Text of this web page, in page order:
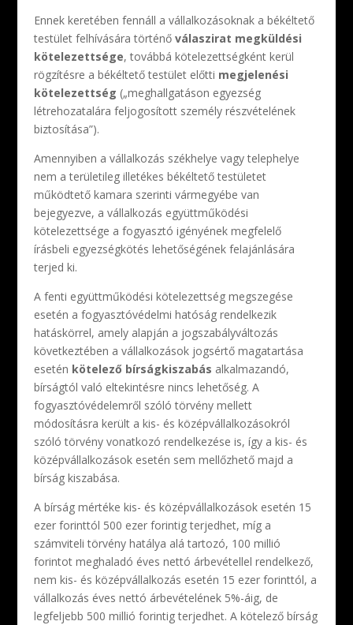
Ennek keretében fennáll a vállalkozásoknak a békéltető
testület felhívására történő válaszirat megküldési
kötelezettsége, továbbá kötelezettségként kerül
rögzítésre a békéltető testület előtti megjelenési
kötelezettség („meghallgatáson egyezség
létrehozatalára feljogosított személy részvételének
biztosítása”).
Amennyiben a vállalkozás székhelye vagy telephelye
nem a területileg illetékes békéltető testületet
működtető kamara szerinti vármegyébe van
bejegyezve, a vállalkozás együttműködési
kötelezettsége a fogyasztó igényének megfelelő
írásbeli egyezségkötés lehetőségének felajánlására
terjed ki.
A fenti együttműködési kötelezettség megszegése
esetén a fogyasztóvédelmi hatóság rendelkezik
hatáskörrel, amely alapján a jogszabályváltozás
következtében a vállalkozások jogsértő magatartása
esetén kötelező bírságkiszabás alkalmazandó,
bírságtól való eltekintésre nincs lehetőség. A
fogyasztóvédelemről szóló törvény mellett
módosításra került a kis- és középvállalkozásokról
szóló törvény vonatkozó rendelkezése is, így a kis- és
középvállalkozások esetén sem mellőzhető majd a
bírság kiszabása.
A bírság mértéke kis- és középvállalkozások esetén 15
ezer forinttól 500 ezer forintig terjedhet, míg a
számviteli törvény hatálya alá tartozó, 100 millió
forintot meghaladó éves nettó árbevétellel rendelkező,
nem kis- és középvállalkozás esetén 15 ezer forinttól, a
vállalkozás éves nettó árbevételének 5%-áig, de
legfeljebb 500 millió forintig terjedhet. A kötelező bírság